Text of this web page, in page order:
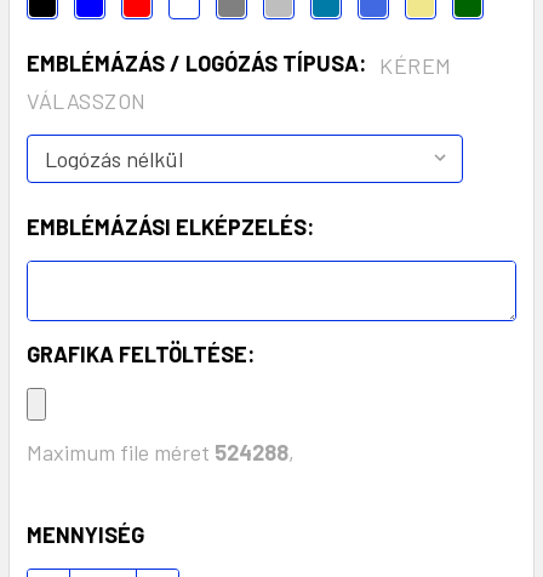
EMBLÉMÁZÁS / LOGÓZÁS TÍPUSA:
KÉREM
VÁLASSZON
EMBLÉMÁZÁSI ELKÉPZELÉS:
GRAFIKA FELTÖLTÉSE:
Maximum file méret 524288,
KÉSZLET:
MENNYISÉG